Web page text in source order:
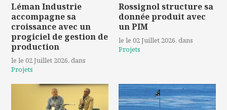
Léman Industrie
accompagne sa
croissance avec un
progiciel de gestion de
production
le le 02 Juillet 2026, dans
Projets
Rossignol structure sa
donnée produit avec
un PIM
le le 02 Juillet 2026, dans
Projets